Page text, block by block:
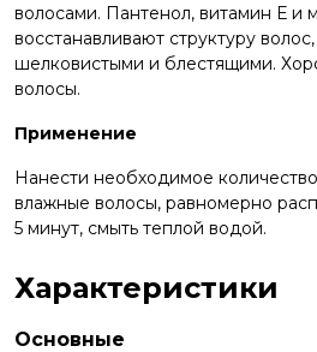
волосами. Пантенол, витамин Е и
восстанавливают структуру
шелковистыми и блестящими.
волосы.
Применение
Нанести необходимое
влажные волосы, равномерно
5 минут, смыть теплой водой.
Характеристики
Основные